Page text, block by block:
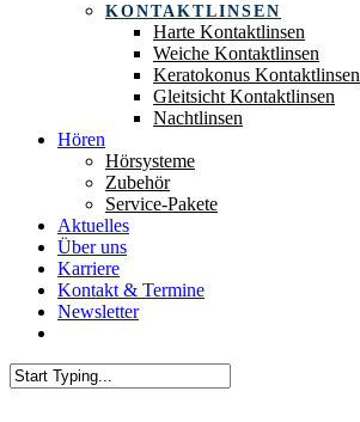
KONTAKTLINSEN
Harte Kontaktlinsen
Weiche Kontaktlinsen
Keratokonus Kontaktlinsen
Gleitsicht Kontaktlinsen
Nachtlinsen
Hören
Hörsysteme
Zubehör
Service-Pakete
Aktuelles
Über uns
Karriere
Kontakt & Termine
Newsletter